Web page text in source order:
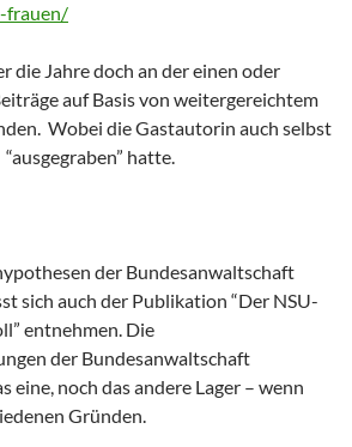
frauen/
die Jahre doch an der einen oder
auf Basis von weitergereichtem
Wobei die Gastautorin auch selbst
hatte.
der Bundesanwaltschaft
sich auch der Publikation “Der NSU-
entnehmen. Die
der Bundesanwaltschaft
eine, noch das andere Lager – wenn
Gründen.